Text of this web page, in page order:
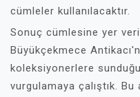
cümleler kullanılacaktır.
Sonuç cümlesine yer
Büyükçekmece
koleksiyonerlere
vurgulamaya çalıştık. Bu